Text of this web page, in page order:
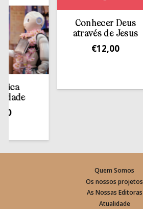
Conhecer Deus
através de Jesus
12,00
Quem Somos
Os nossos projetos
As Nossas Editoras
Atualidade